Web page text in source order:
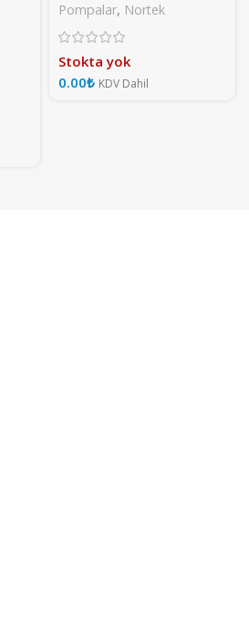
Pompalar, Nortek
Stokta yok
₺